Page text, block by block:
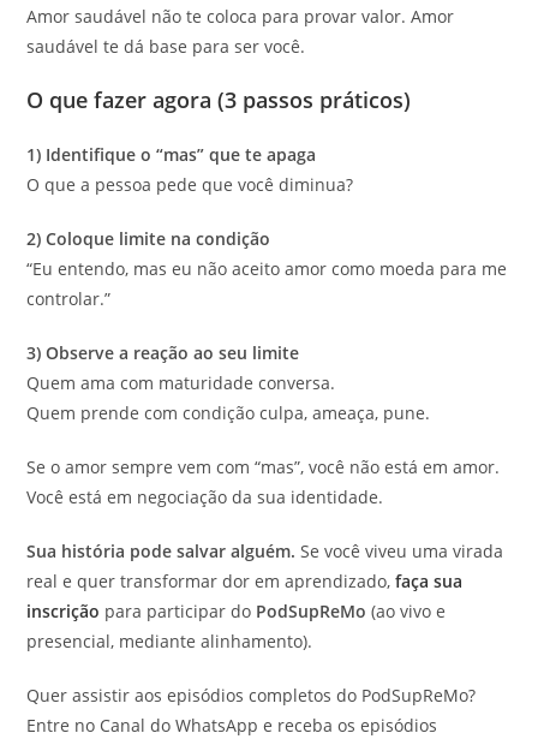
Amor saudável não te coloca para provar valor. Amor
saudável te dá base para ser você.
O que fazer agora (3 passos práticos)
1) Identifique o “mas” que te apaga
O que a pessoa pede que você diminua?
2) Coloque limite na condição
“Eu entendo, mas eu não aceito amor como moeda para me
controlar.”
3) Observe a reação ao seu limite
Quem ama com maturidade conversa.
Quem prende com condição culpa, ameaça, pune.
Se o amor sempre vem com “mas”, você não está em amor.
Você está em negociação da sua identidade.
Sua história pode salvar alguém. Se você viveu uma virada
real e quer transformar dor em aprendizado,faça sua
inscrição para participar do PodSupReMo (ao vivo e
presencial, mediante alinhamento).
Quer assistir aos episódios completos do PodSupReMo?
Entre no Canal do WhatsApp e receba os episódios